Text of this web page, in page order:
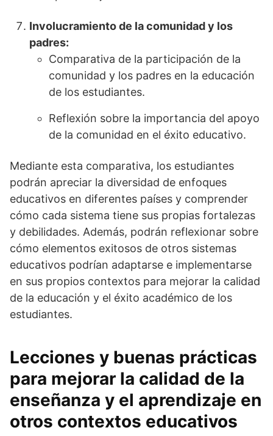
Involucramiento de la comunidad y los
padres:
Comparativa de la participación de la
comunidad y los padres en la educación
de los estudiantes.
Reflexión sobre la importancia del apoyo
de la comunidad en el éxito educativo.
Mediante esta comparativa, los estudiantes
podrán apreciar la diversidad de enfoques
educativos en diferentes países y comprender
cómo cada sistema tiene sus propias fortalezas
y debilidades. Además, podrán reflexionar sobre
cómo elementos exitosos de otros sistemas
educativos podrían adaptarse e implementarse
en sus propios contextos para mejorar la calidad
de la educación y el éxito académico de los
estudiantes.
Lecciones y buenas prácticas
para mejorar la calidad de la
enseñanza y el aprendizaje en
otros contextos educativos